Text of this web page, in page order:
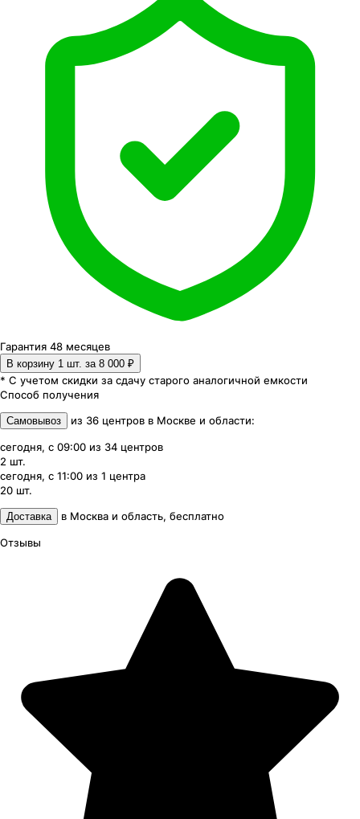
Гарантия 48 месяцев
В корзину 1 шт. за 8 000 ₽
* С учетом скидки за сдачу старого аналогичной емкости
Способ получения
Самовывоз из 36 центров в Москве и области:
сегодня, с 09:00 из 34 центров
2 шт.
сегодня, с 11:00 из 1 центра
20 шт.
Доставка в Москва и область, бесплатно
Отзывы